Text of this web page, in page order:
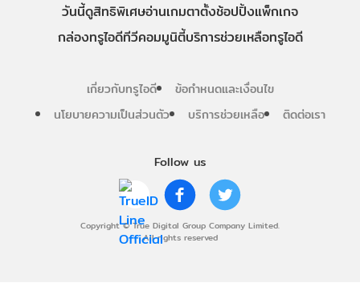
Follow us
Copyright © True Digital Group Company Limited.
All rights reserved
วันนี้ดูสิทธิพิเศษอ่านเกมตาตั้งช้อปปิ้งแพ็กเกจ
กล่องทรูไอดีทีวีคอมมูนิตี้บริการช่วยเหลือทรูไอดี
เกี่ยวกับทรูไอดี
ข้อกำหนดและเงื่อนไข
นโยบายความเป็นส่วนตัว
บริการช่วยเหลือ ติดต่อเรา